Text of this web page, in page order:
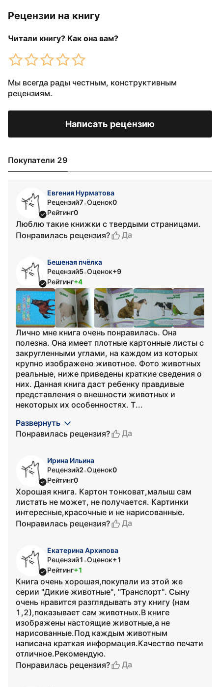
Рецензии на книгу
Читали книгу? Как она вам?
Мы всегда рады честным, конструктивным
рецензиям.
Написать рецензию
Покупатели 29
Евгения Нурматова
Рецензий7•Оценок0
Рейтинг0
Люблю такие книжки с твердыми страницами.
Понравилась рецензия?
Да
Бешеная пчёлка
Рецензий5•Оценок+9
Рейтинг+4
Лично мне книга очень понравилась. Она
полезна. Она имеет плотные картонные листы с
закругленными углами, на каждом из которых
крупно изображено животное. Фото животных
реальные, ниже приведены краткие сведения о
них. Данная книга даст ребенку правдивые
представления о внешности животных и
некоторых их особенностях. Т...
Развернуть
Понравилась рецензия?
Да
Ирина Ильина
Рецензий2•Оценок0
Рейтинг0
Хорошая книга. Картон тонковат,малыш сам
листать не может, не получается. Картинки
интересные,красочные и не нарисованные.
Понравилась рецензия?
Да
Екатерина Архипова
Рецензий1 •Оценок+1
Рейтинг+1
Книга очень хорошая,покупали из этой же
серии "Дикие животные", "Транспорт". Сыну
очень нравится разглядывать эту книгу (нам
1,2),показывает сам животных.В книге
изображены настоящие животные,а не
нарисованные.Под каждым животным
написана краткая информация.Качество печати
отличное.Рекомендую.
Понравилась рецензия?
Да